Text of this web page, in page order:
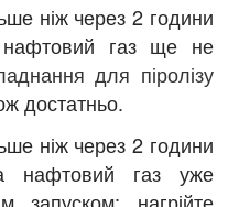
ніж через 2 години
нафтовий газ ще не
для піролізу
достатньо.
ніж через 2 години
нафтовий газ уже
запуском: нагрійте